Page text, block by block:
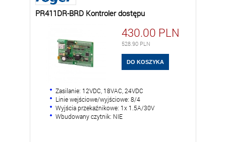
PR411DR-BRD Kontroler dostępu
430.00 PLN
528.90 PLN
Zasilanie: 12VDC, 18VAC, 24VDC
Linie wejściowe/wyjściowe: 8/4
Wyjścia przekaźnikowe: 1x 1.5A/30V
Wbudowany czytnik: NIE